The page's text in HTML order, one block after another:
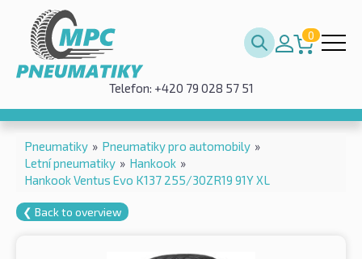
0
Telefon: +420 79 028 57 51
Pneumatiky » Pneumatiky pro automobily »
Letní pneumatiky » Hankook »
Hankook Ventus Evo K137 255/30ZR19 91Y XL
❮ Back to overview